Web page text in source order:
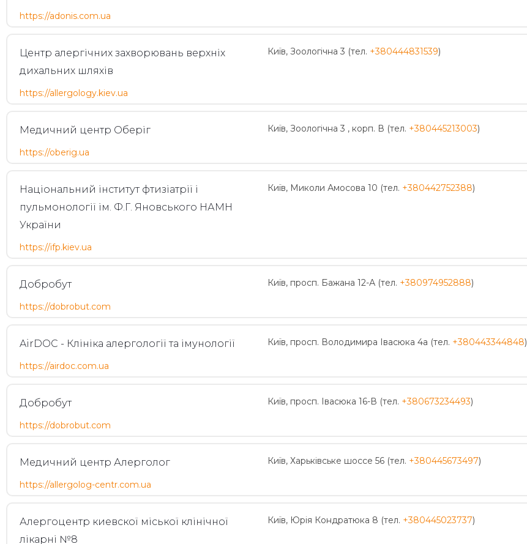
https://adonis.com.ua
Центр алергічних захворювань верхніх
дихальних шляхів
https://allergology.kiev.ua
Київ, Зоологічна 3 (тел. +380444831539)
Медичний центр Оберіг
https://oberig.ua
Київ, Зоологічна 3 , корп. В (тел. +380445213003)
Національний інститут фтизіатрії і
пульмонології ім. Ф.Г. Яновського НАМН
України
https://ifp.kiev.ua
Київ, Миколи Амосова 10 (тел. +380442752388)
Добробут
https://dobrobut.com
Київ, просп. Бажана 12-А (тел. +380974952888)
AirDOC - Клініка алергології та імунології
https://airdoc.com.ua
Київ, просп. Володимира Івасюка 4а (тел. +380443344848)
Добробут
https://dobrobut.com
Київ, просп. Івасюка 16-В (тел. +380673234493)
Медичний центр Алерголог
https://allergolog-centr.com.ua
Київ, Харьківське шоссе 56 (тел. +380445673497)
Алергоцентр киевскої міської клінічної
лікарні №8
Київ, Юрія Кондратюка 8 (тел. +380445023737)